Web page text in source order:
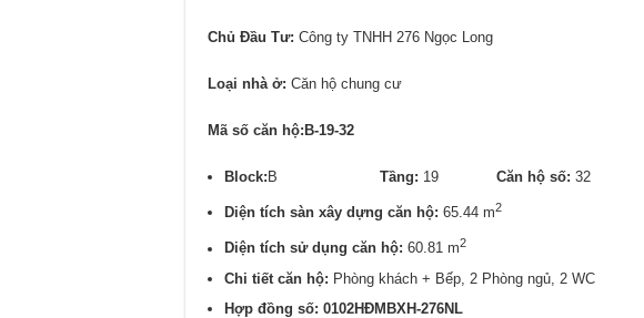
Chủ Đầu Tư: Công ty TNHH 276 Ngọc Long
Loại nhà ở: Căn hộ chung cư
Mã số căn hộ:B-19-32
Block: B Tầng: 19 Căn hộ số: 32
Diện tích sàn xây dựng căn hộ: 65.44 m2
Diện tích sử dụng căn hộ: 60.81 m2
Chi tiết căn hộ: Phòng khách + Bếp, 2 Phòng ngủ, 2 WC
Hợp đồng số: 0102HĐMBXH-276NL